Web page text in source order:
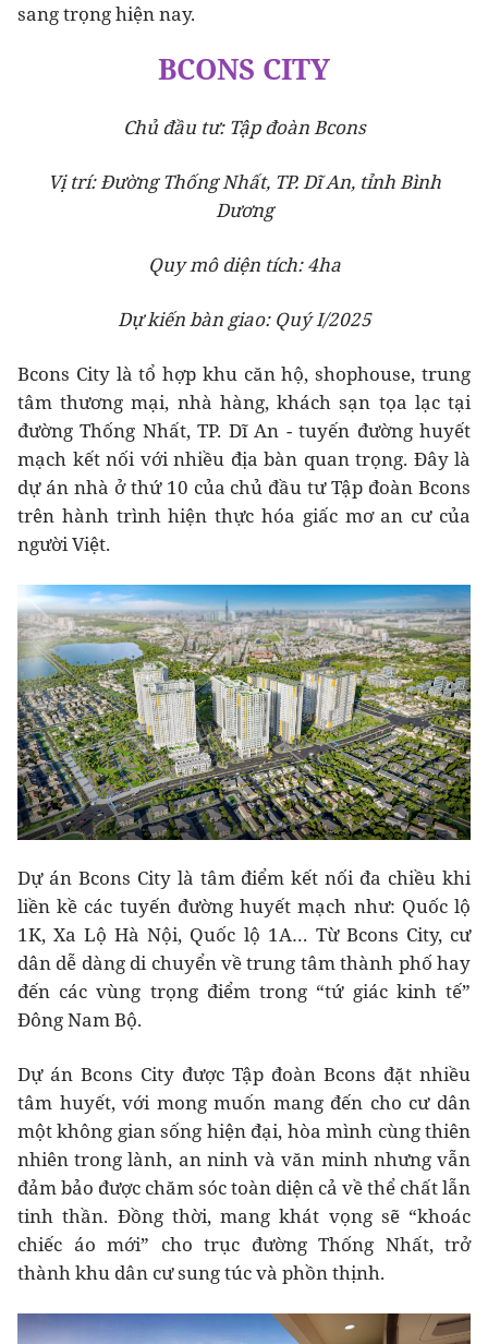
sang trọng hiện nay.
BCONS CITY
Chủ đầu tư: Tập đoàn Bcons
Vị trí: Đường Thống Nhất, TP. Dĩ An, tỉnh Bình
Dương
Quy mô diện tích: 4ha
Dự kiến bàn giao: Quý I/2025
Bcons City là tổ hợp khu căn hộ, shophouse, trung
tâm thương mại, nhà hàng, khách sạn tọa lạc tại
đường Thống Nhất, TP. Dĩ An - tuyến đường huyết
mạch kết nối với nhiều địa bàn quan trọng. Đây là
dự án nhà ở thứ 10 của chủ đầu tư Tập đoàn Bcons
trên hành trình hiện thực hóa giấc mơ an cư của
người Việt.
Dự án Bcons City là tâm điểm kết nối đa chiều khi
liền kề các tuyến đường huyết mạch như: Quốc lộ
1K, Xa Lộ Hà Nội, Quốc lộ 1A… Từ Bcons City, cư
dân dễ dàng di chuyển về trung tâm thành phố hay
đến các vùng trọng điểm trong “tứ giác kinh tế”
Đông Nam Bộ.
Dự án Bcons City được Tập đoàn Bcons đặt nhiều
tâm huyết, với mong muốn mang đến cho cư dân
một không gian sống hiện đại, hòa mình cùng thiên
nhiên trong lành, an ninh và văn minh nhưng vẫn
đảm bảo được chăm sóc toàn diện cả về thể chất lẫn
tinh thần. Đồng thời, mang khát vọng sẽ “khoác
chiếc áo mới” cho trục đường Thống Nhất, trở
thành khu dân cư sung túc và phồn thịnh.